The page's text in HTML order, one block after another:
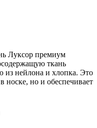
Луксор премиум
ткань
из нейлона и хлопка. Это
носке, но и обеспечивает